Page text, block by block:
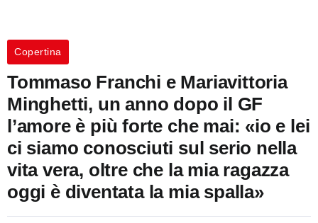
Copertina
Tommaso Franchi e Mariavittoria
Minghetti, un anno dopo il GF
l’amore è più forte che mai: «io e lei
ci siamo conosciuti sul serio nella
vita vera, oltre che la mia ragazza
oggi è diventata la mia spalla»